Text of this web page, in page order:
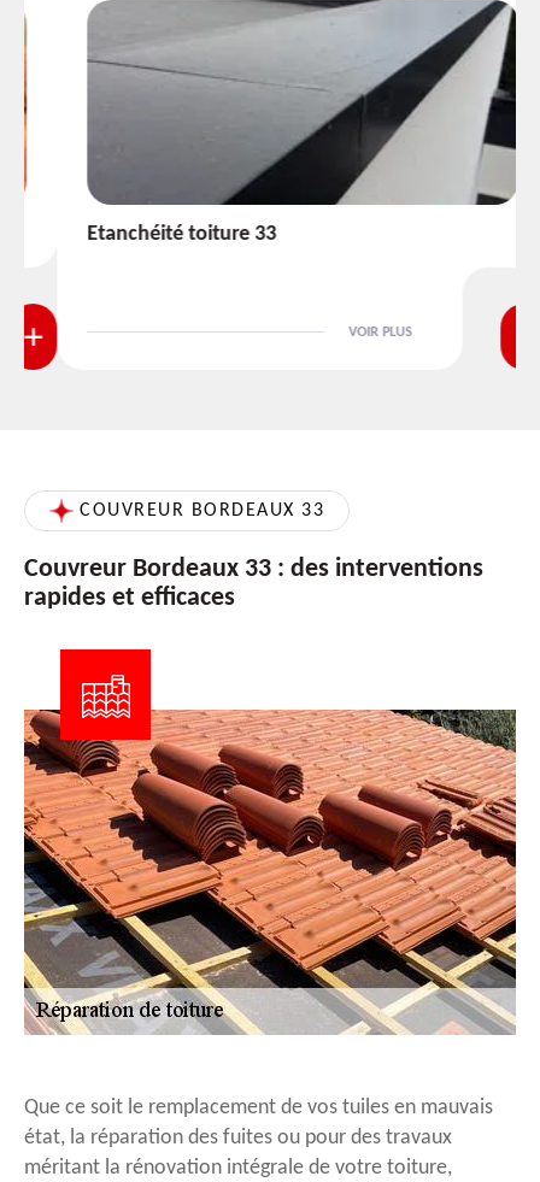
Etanchéité toiture 33
VOIR PLUS
COUVREUR BORDEAUX 33
Couvreur Bordeaux 33 : des interventions
rapides et efficaces
Que ce soit le remplacement de vos tuiles en mauvais
état, la réparation des fuites ou pour des travaux
méritant la rénovation intégrale de votre toiture,